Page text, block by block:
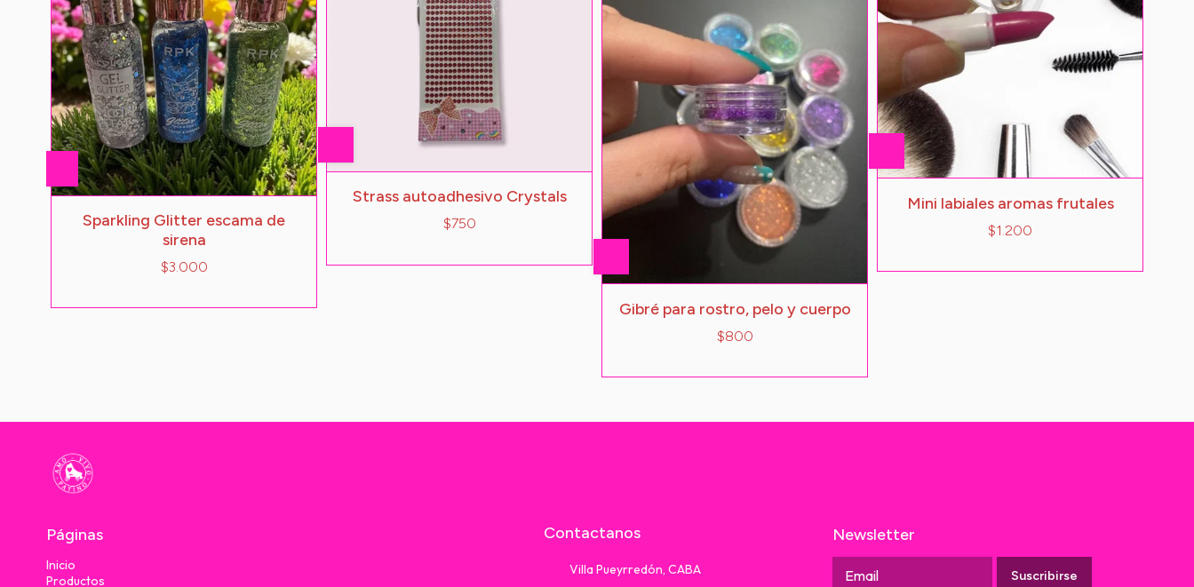
Sparkling Glitter escama de
sirena
$3.000
Strass autoadhesivo Crystals
$750
Gibré para rostro, pelo y cuerpo
$800
Mini labiales aromas frutales
$1.200
Páginas
Inicio
Productos
Contactanos
Villa Pueyrredón, CABA
Newsletter
Suscribirse